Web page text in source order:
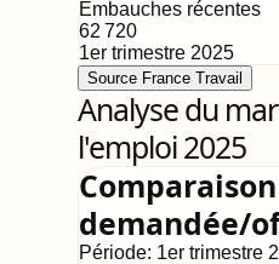
Embauches récentes
62 720
1er trimestre 2025
Source France Travail
Analyse du
l'emploi 2025
demandée/
Période: 1er trimestre